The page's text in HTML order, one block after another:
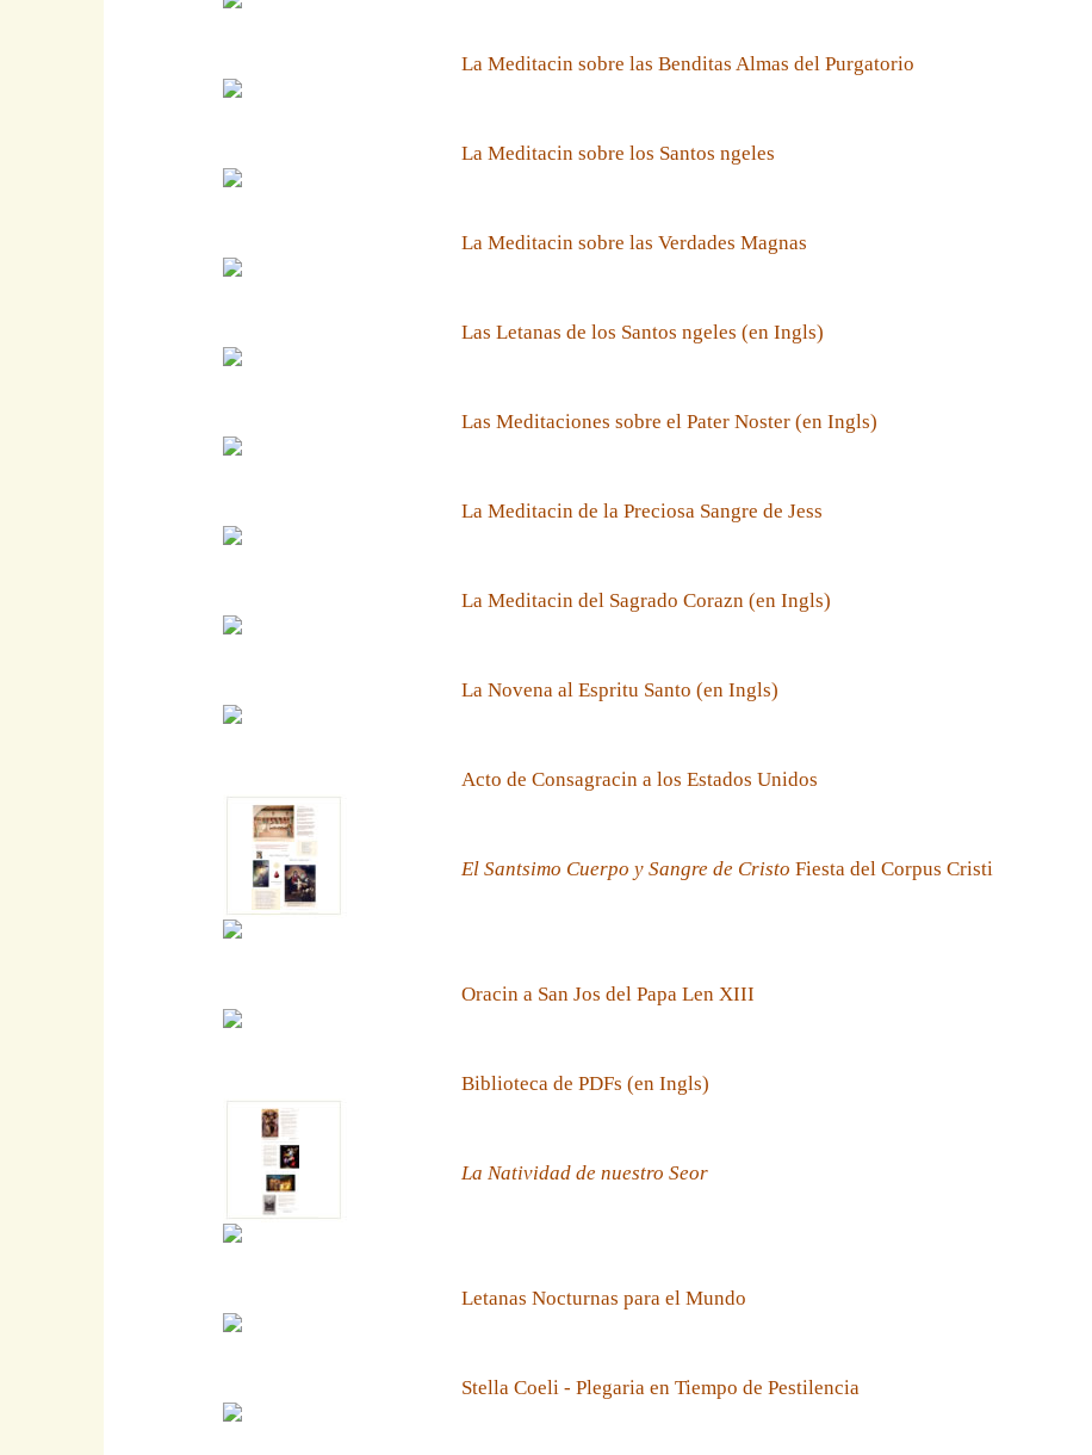
La Meditacin sobre las Benditas Almas del Purgatorio
La Meditacin sobre los Santos ngeles
La Meditacin sobre las Verdades Magnas
Las Letanas de los Santos ngeles (en Ingls)
Las Meditaciones sobre el Pater Noster (en Ingls)
La Meditacin de la Preciosa Sangre de Jess
La Meditacin del Sagrado Corazn (en Ingls)
La Novena al Espritu Santo (en Ingls)
Acto de Consagracin a los Estados Unidos
El Santsimo Cuerpo y Sangre de Cristo Fiesta del Corpus Cristi
Oracin a San Jos del Papa Len XIII
Biblioteca de PDFs (en Ingls)
La Natividad de nuestro Seor
Letanas Nocturnas para el Mundo
Stella Coeli - Plegaria en Tiempo de Pestilencia